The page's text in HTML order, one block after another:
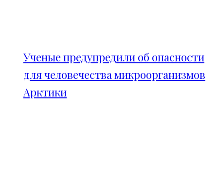
Ученые предупредили об опасности
для человечества микроорганизмов
Арктики